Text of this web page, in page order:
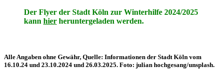
Der Flyer der Stadt Köln zur Winterhilfe 2024/2025
kann hier heruntergeladen werden.
Alle Angaben ohne Gewähr, Quelle: Informationen der Stadt Köln vom
16.10.24 und 23.10.2024 und 26.03.2025. Foto: julian hochgesang/unsplash.